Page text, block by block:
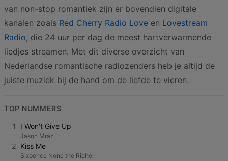
van non-stop romantiek zijn er bovendien digitale
kanalen zoals Red Cherry Radio Love en Lovestream
Radio, die 24 uur per dag de meest hartverwarmende
liedjes streamen. Met dit diverse overzicht van
Nederlandse romantische radiozenders heb je altijd de
juiste muziek bij de hand om de liefde te vieren.
TOP NUMMERS
1 I Won't Give Up
Jason Mraz
2 Kiss Me
Sixpence None the Richer